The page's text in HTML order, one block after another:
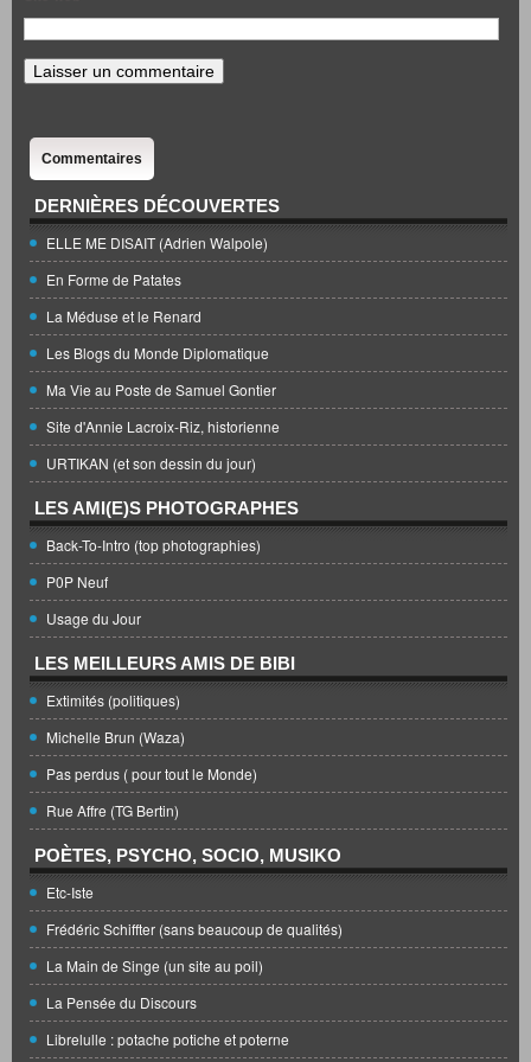
Commentaires
DERNIÈRES DÉCOUVERTES
ELLE ME DISAIT (Adrien Walpole)
En Forme de Patates
La Méduse et le Renard
Les Blogs du Monde Diplomatique
Ma Vie au Poste de Samuel Gontier
Site d'Annie Lacroix-Riz, historienne
URTIKAN (et son dessin du jour)
LES AMI(E)S PHOTOGRAPHES
Back-To-Intro (top photographies)
P0P Neuf
Usage du Jour
LES MEILLEURS AMIS DE BIBI
Extimités (politiques)
Michelle Brun (Waza)
Pas perdus ( pour tout le Monde)
Rue Affre (TG Bertin)
POÈTES, PSYCHO, SOCIO, MUSIKO
Etc-Iste
Frédéric Schiffter (sans beaucoup de qualités)
La Main de Singe (un site au poil)
La Pensée du Discours
Librelulle : potache potiche et poterne